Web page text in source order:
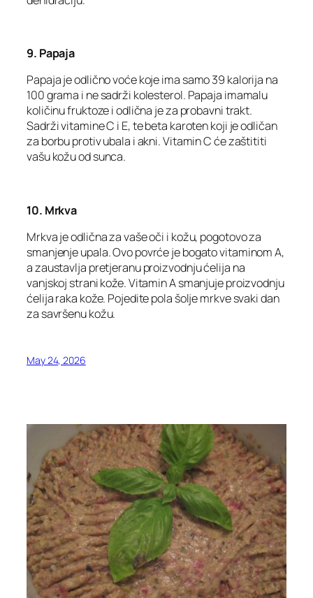
9. Papaja
Papaja je odlično voće koje ima samo 39 kalorija na
100 grama i ne sadrži kolesterol. Papaja imamalu
količinu fruktoze i odlična je za probavni trakt.
Sadrži vitamine C i E, te beta karoten koji je odličan
za borbu protiv ubala i akni. Vitamin C će zaštititi
vašu kožu od sunca.
10. Mrkva
Mrkva je odlična za vaše oči i kožu, pogotovo za
smanjenje upala. Ovo povrće je bogato vitaminom A,
a zaustavlja pretjeranu proizvodnju ćelija na
vanjskoj strani kože. Vitamin A smanjuje proizvodnju
ćelija raka kože. Pojedite pola šolje mrkve svaki dan
za savršenu kožu.
May 24, 2026